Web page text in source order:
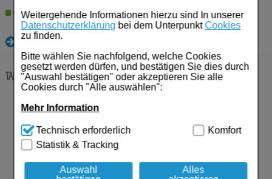
Weitergehende Informationen hierzu sind In unserer
Datenschutzerklärung bei dem Unterpunkt Cookies
zu finden.
Bitte wählen Sie nachfolgend, welche Cookies
gesetzt werden dürfen, und bestätigen Sie dies durch
"Auswahl bestätigen" oder akzeptieren Sie alle
Cookies durch "Alle auswählen":
Mehr Information
Technisch Notwendig:Hierbei handelt es sich um
Cookies, die für die Grundfunktionen unserer
Website notwendig sind (z.B. Navigation, Warenkorb,
werden kann.
Technisch erforderlich
Komfort
Statistik & Tracking
Auswahl
Alles
Lieferzeit 2-5 Werktage
Details
TADALAFIL Mylan 5 mg Filmtabletten84 StFilmtabletten
PZN:
42,25